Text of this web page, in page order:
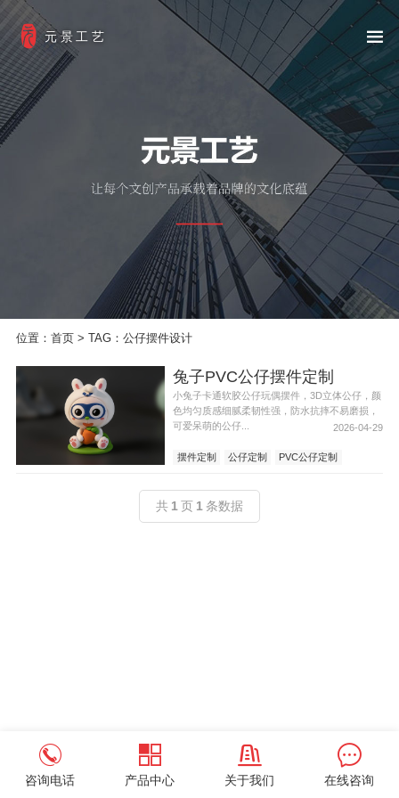
元景工艺
位置： 首页 > TAG：公仔摆件设计
兔子PVC公仔摆件定制
小兔子卡通软胶公仔玩偶摆件，3D立体公仔，颜
色均匀质感细腻柔韧性强，防水抗摔不易磨损，
可爱呆萌的公仔...
2026-04-29
摆件定制 公仔定制
PVC公仔定制
共 1页 1 条数据
咨询电话 产品中心 关于我们 在线咨询